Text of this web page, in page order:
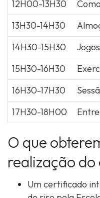
12H00-13H30
13H30-14H30
14H30-15H30
Jogos
15H30-16H30
16H30-17H30
17H30-18H00
O que
realização do
Um certificado